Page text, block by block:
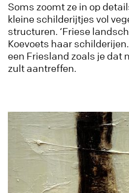
Soms zoomt ze in op
kleine schilderijtjes vol
structuren. ‘Friese
Koevoets haar
een Friesland zoals je dat
zult aantreffen.